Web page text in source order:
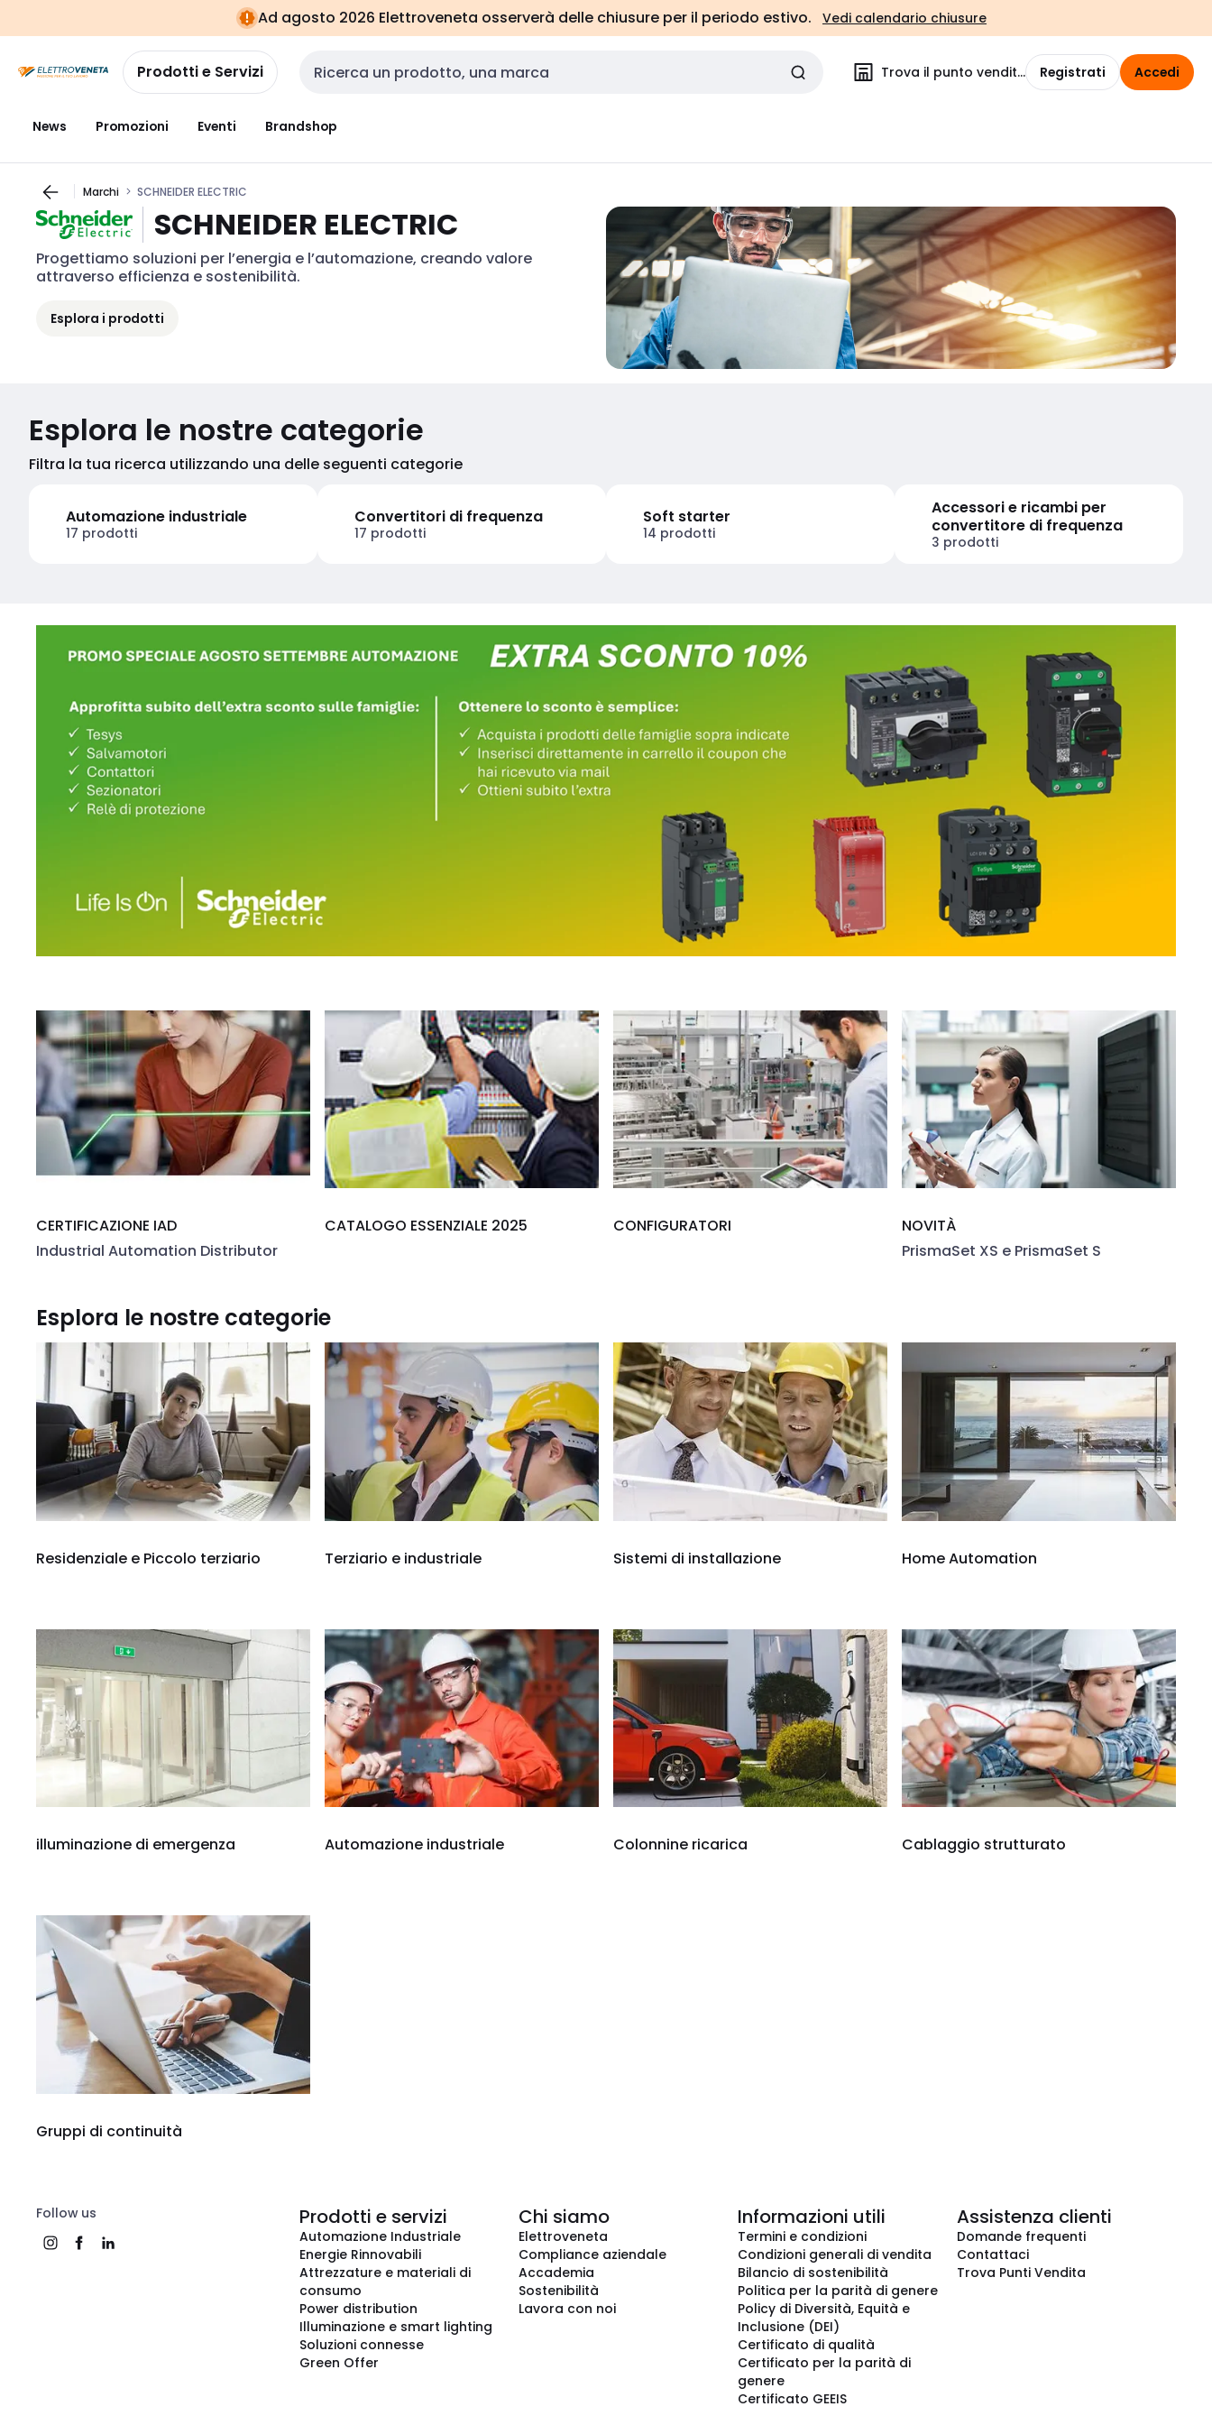
navigazionealla
pagina
Ad agosto 2026 Elettroveneta osserverà delle chiusure per il periodo estivo. Vedi calendario chiusure
Prodotti e Servizi Cerca input Trova il punto vendita Registrati Accedi
News Promozioni Eventi Brandshop
Marchi SCHNEIDER ELECTRIC
SCHNEIDER ELECTRIC
Progettiamo soluzioni per l’energia e l’automazione, creando valore
attraverso efficienza e sostenibilità.
Esplora i prodotti
Esplora le nostre categorie
Filtra la tua ricerca utilizzando una delle seguenti categorie
Automazione industriale
17 prodotti
Convertitori di frequenza
17 prodotti
Soft starter
14 prodotti
Accessori e ricambi per
convertitore di frequenza
3 prodotti
CERTIFICAZIONE IAD
Industrial Automation Distributor
CATALOGO ESSENZIALE 2025 CONFIGURATORI
NOVITÀ
PrismaSet XS e PrismaSet S
Esplora le nostre categorie
Residenziale e Piccolo terziario Terziario e industriale Sistemi di installazione Home Automation
illuminazione di emergenza Automazione industriale Colonnine ricarica Cablaggio strutturato
Gruppi di continuità
Follow us Prodotti e servizi
Automazione Industriale
Energie Rinnovabili
Attrezzature e materiali di
consumo
Power distribution
Illuminazione e smart lighting
Soluzioni connesse
Green Offer
Chi siamo
Elettroveneta
Compliance aziendale
Accademia
Sostenibilità
Lavora con noi
Informazioni utili
Termini e condizioni
Condizioni generali di vendita
Bilancio di sostenibilità
Politica per la parità di genere
Policy di Diversità, Equità e
Inclusione (DEI)
Certificato di qualità
Certificato per la parità di
genere
Certificato GEEIS
Assistenza clienti
Domande frequenti
Contattaci
Trova Punti Vendita